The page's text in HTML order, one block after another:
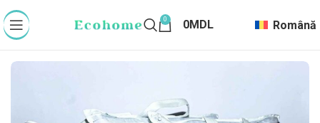
0 0MDL Română